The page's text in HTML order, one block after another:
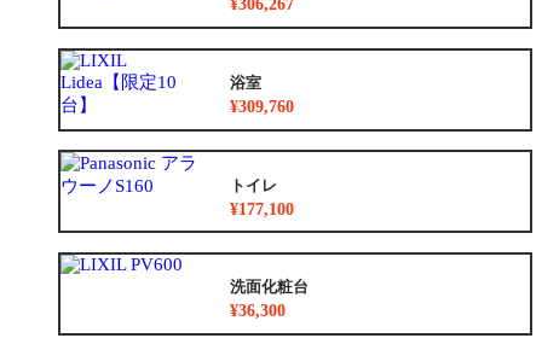
¥306,267
浴室
¥309,760
トイレ
¥177,100
洗面化粧台
¥36,300